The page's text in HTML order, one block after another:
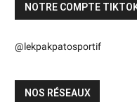
NOTRE COMPTE
@lekpakpatosportif
NOS RÉSEAUX